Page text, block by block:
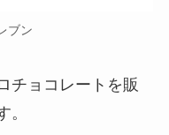
ブン
チョコレートを販
。